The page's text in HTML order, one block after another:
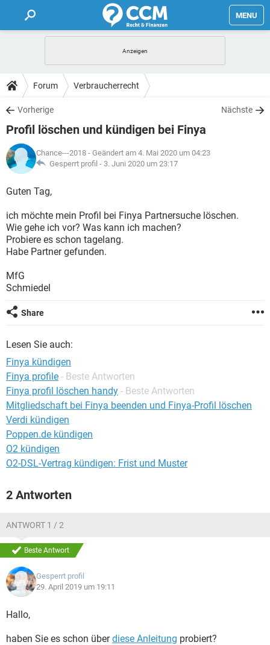
MENU
FORUM
TIPPS
Forum Verbraucherrecht
Vorherige Nächste
Profil löschen und kündigen bei Finya
Chance---2018 - Geändert am 4. Mai 2020 um 04:23
Gesperrt profil - 3. Juni 2020 um 23:17
Guten Tag,
ich möchte mein Profil bei Finya Partnersuche löschen.
Wie gehe ich vor? Was kann ich machen?
Probiere es schon tagelang.
Habe Partner gefunden.
MfG
Schmiedel
Share
Lesen Sie auch:
Finya kündigen
Finya profile - Beste Antworten
Finya profil löschen handy - Beste Antworten
Mitgliedschaft bei Finya beenden und Finya-Profil löschen
Verdi kündigen
Poppen.de kündigen
O2 kündigen
O2-DSL-Vertrag kündigen: Frist und Muster
2 Antworten
ANTWORT 1 / 2
Beste Antwort
Gesperrt profil
29. April 2019 um 19:11
Hallo,
haben Sie es schon überdiese Anleitung probiert?